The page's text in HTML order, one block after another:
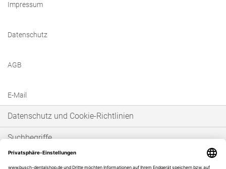
Impressum
Datenschutz
AGB
E-Mail
Datenschutz und Cookie-Richtlinien
Suchbegriffe